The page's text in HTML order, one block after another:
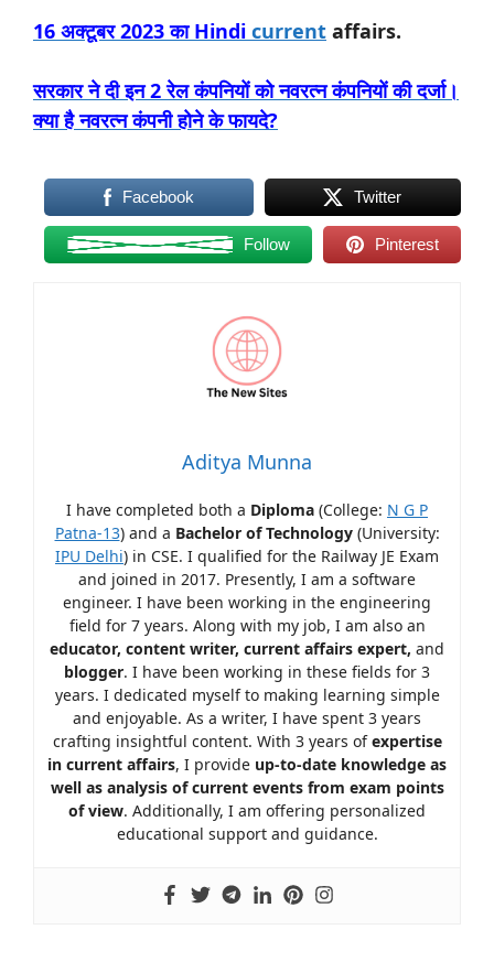
16 अक्टूबर2023काHindi current affairs.
सरकार ने दी इन2रेल कंपनियों को नवरत्न कंपनियों की दर्जा।
क्या है नवरत्न कंपनी होने के फायदे?
Facebook Twitter
Follow Pinterest
Aditya Munna
I have completed both a Diploma (College: N G P
Patna-13) and a Bachelor of Technology(University:
IPU Delhi) in CSE. I qualified for the Railway JE Exam
and joined in 2017. Presently, I am a software
engineer. I have been working in the engineering
field for 7 years. Along with my job, I am also an
educator, content writer, current affairs expert, and
blogger. I have been working in these fields for 3
years. I dedicated myself to making learning simple
and enjoyable. As a writer, I have spent 3 years
crafting insightful content. With 3 years ofexpertise
in current affairs, I provide up-to-date knowledge as
well as analysis of current events from exam points
of view. Additionally, I am offering personalized
educational support and guidance.